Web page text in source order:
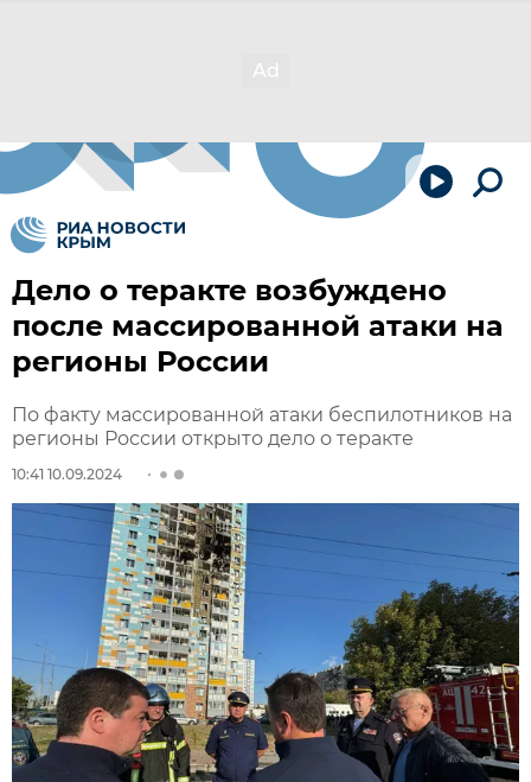
Дело о теракте возбуждено
после массированной атаки на
регионы России
По факту массированной атаки беспилотников на
регионы России открыто дело о теракте
10:41 10.09.2024